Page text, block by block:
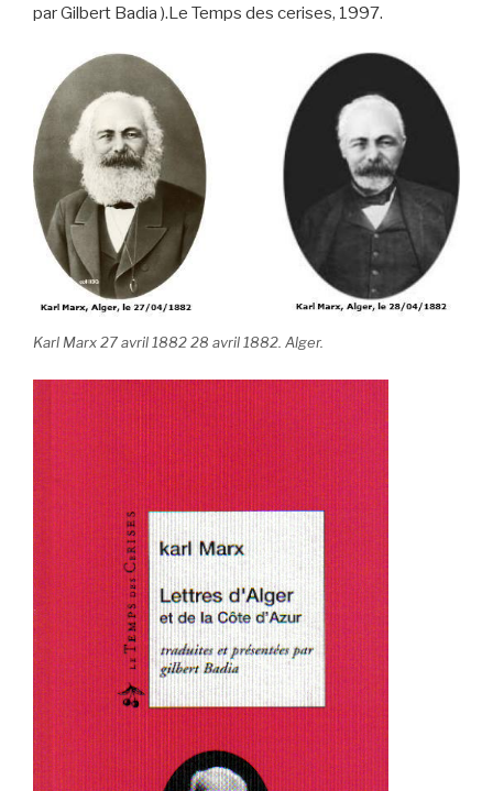
par Gilbert Badia ).Le Temps des cerises, 1997.
Karl Marx 27 avril 1882 28 avril 1882. Alger.